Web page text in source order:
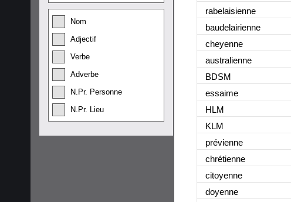
Nom
Adjectif
Verbe
Adverbe
N.Pr. Personne
N.Pr. Lieu
rabelaisienne
baudelairienne
cheyenne
australienne
BDSM
essaime
HLM
KLM
prévienne
chrétienne
citoyenne
doyenne